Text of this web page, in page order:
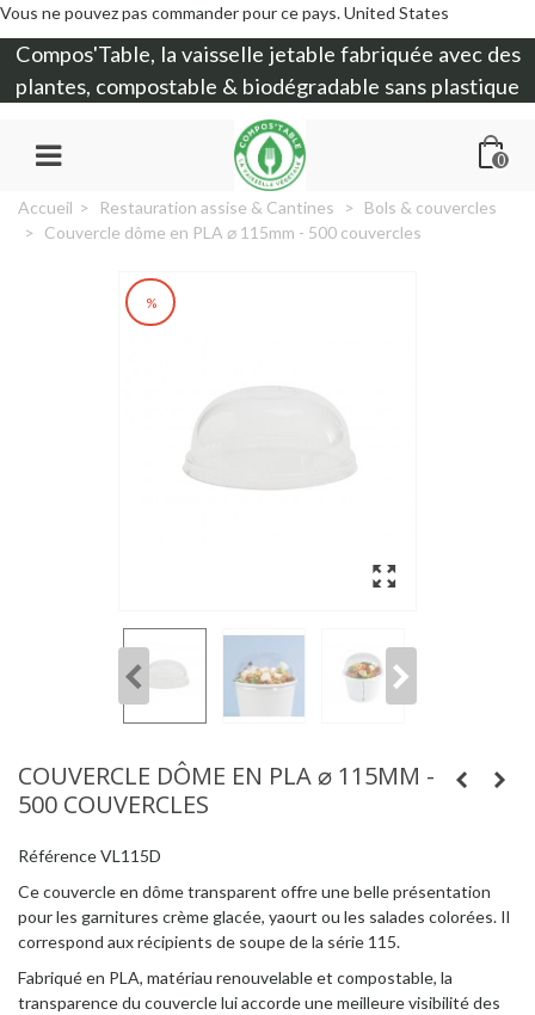
Vous ne pouvez pas commander pour ce pays.United States
Compos'Table, la vaisselle jetable fabriquée avec des
plantes, compostable & biodégradable sans plastique
0
Accueil > Restauration assise & Cantines > Bols & couvercles
> Couvercle dôme en PLA ⌀ 115mm - 500 couvercles
%
COUVERCLE DÔME EN PLA ⌀ 115MM -
500 COUVERCLES
RéférenceVL115D
Ce couvercle en dôme transparent offre une belle présentation
pour les garnitures crème glacée, yaourt ou les salades colorées. Il
correspond aux récipients de soupe de la série 115.
Fabriqué en PLA, matériau renouvelable et compostable, la
transparence du couvercle lui accorde une meilleure visibilité des